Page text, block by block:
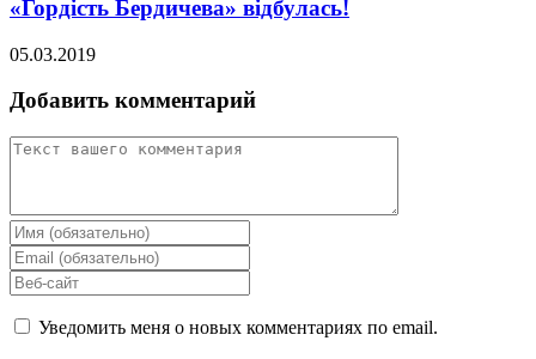
«Гордість Бердичева» відбулась!
05.03.2019
Добавить комментарий
Уведомить меня о новых комментариях по email.